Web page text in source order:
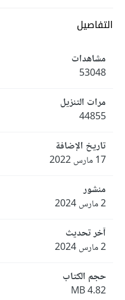
التفاصيل
مشاهدات
53048
مرات التنزيل
44855
تاريخ الإضافة
17 مارس 2022
منشور
2 مارس 2024
آخر تحديث
2 مارس 2024
حجم الكتاب
4.82 MB